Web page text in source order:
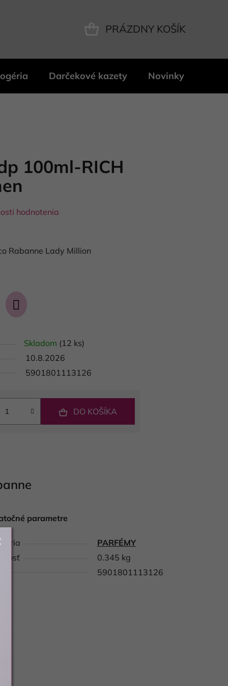
PRÁZDNY KOŠÍK
Darčekové kazety Novinky
100ml-RICH
hodnotenia
Rabanne Lady Million
Skladom (12 ks)
10.8.2026
5901801113126
DO KOŠÍKA
parametre
PARFÉMY
0.345 kg
5901801113126